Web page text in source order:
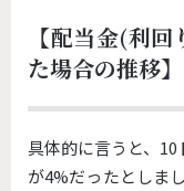
【配当金(利
た場合の推移】
具体的に言うと、
が4%だったとしま